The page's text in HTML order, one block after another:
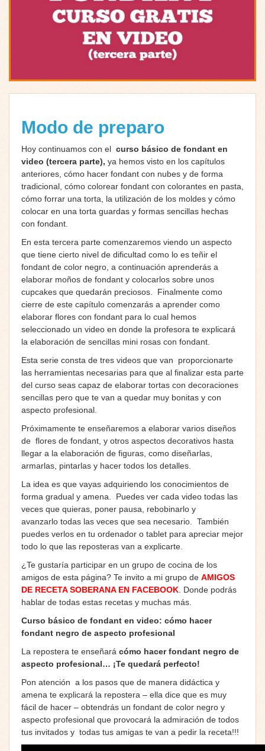
Modo de preparo
Hoy continuamos con el curso básico de fondant en
video (tercera parte), ya hemos visto en los capítulos
anteriores, cómo hacer fondant con nubes y de forma
tradicional, cómo colorear fondant con colorantes en pasta,
cómo forrar una torta, la utilización de los moldes y cómo
colocar en una torta guardas y formas sencillas hechas
con fondant.
En esta tercera parte comenzaremos viendo un aspecto
que tiene cierto nivel de dificultad como lo es teñir el
fondant de color negro, a continuación aprenderás a
elaborar moños de fondant y colocarlos sobre unos
cupcakes que quedarán preciosos. Finalmente como
cierre de este capítulo comenzarás a aprender como
elaborar flores con fondant para lo cual hemos
seleccionado un video en donde la profesora te explicará
la elaboración de sencillas mini rosas con fondant.
Esta serie consta de tres videos que van proporcionarte
las herramientas necesarias para que al finalizar esta parte
del curso seas capaz de elaborar tortas con decoraciones
sencillas pero que te van a quedar muy bonitas y con
aspecto profesional.
Próximamente te enseñaremos a elaborar varios diseños
de flores de fondant, y otros aspectos decorativos hasta
llegar a la elaboración de figuras, como diseñarlas,
armarlas, pintarlas y hacer todos los detalles.
La idea es que vayas adquiriendo los conocimientos de
forma gradual y amena. Puedes ver cada video todas las
veces que quieras, poner pausa, rebobinarlo y
avanzarlo todas las veces que sea necesario. También
puedes verlos en tu ordenador o tablet para apreciar mejor
todo lo que las reposteras van a explicarte.
¿Te gustaría participar en un grupo de cocina de los
amigos de esta página? Te invito a mi grupo de AMIGOS
DE RECETA SOBERANA EN FACEBOOK . Donde podrás
hablar de todas estas recetas y muchas más.
Curso básico de fondant en video: cómo hacer
fondant negro de aspecto profesional
La repostera te enseñará cómo hacer fondant negro de
aspecto profesional… ¡Te quedará perfecto!
Pon atención a los pasos que de manera didáctica y
amena te explicará la repostera – ella dice que es muy
fácil de hacer – obtendrás un fondant de color negro y
aspecto profesional que provocará la admiración de todos
tus invitados y todas tus amigas te van a pedir la receta!!!